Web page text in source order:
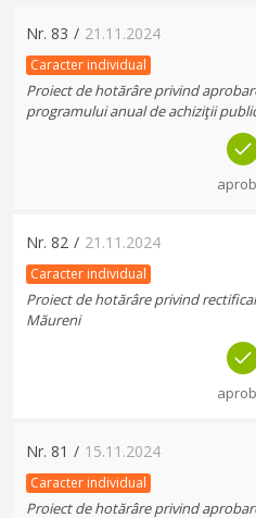
Nr. 83 / 21.11.2024
Caracter individual
Proiect de hotărâre privind
programului anual de achiziţii
Nr. 82 / 21.11.2024
Caracter individual
Proiect de hotărâre privind
Măureni
Nr. 81 / 15.11.2024
Caracter individual
Proiect de hotărâre privind